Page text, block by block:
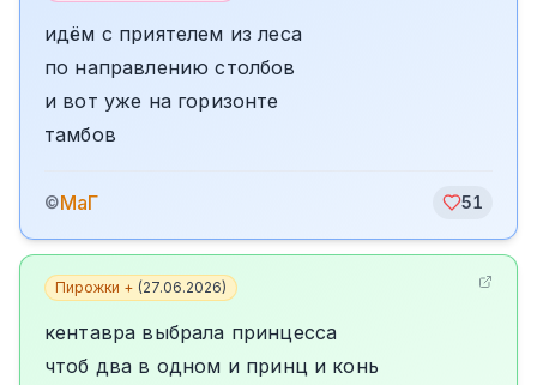
идём с приятелем из леса
по направлению столбов
и вот уже на горизонте
тамбов
©МаГ 51
Пирожки + (27.06.2026)
кентавра выбрала принцесса
чтоб два в одном и принц и конь